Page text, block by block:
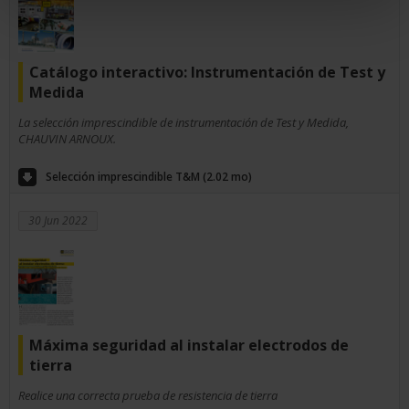
Catálogo interactivo: Instrumentación de Test y
Medida
La selección imprescindible de instrumentación de Test y Medida,
CHAUVIN ARNOUX.
Selección imprescindible T&M (2.02 mo)
30 Jun 2022
Máxima seguridad al instalar electrodos de
tierra
Realice una correcta prueba de resistencia de tierra